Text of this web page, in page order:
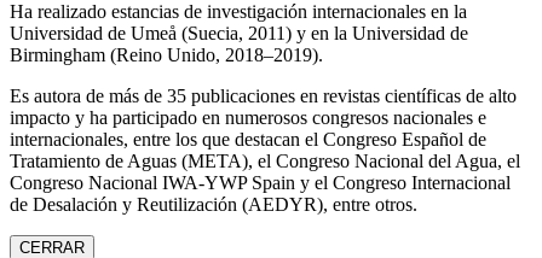
Ha realizado estancias de investigación internacionales en la
Universidad de Umeå (Suecia, 2011) y en la Universidad de
Birmingham (Reino Unido, 2018–2019).
Es autora de más de 35 publicaciones en revistas científicas de alto
impacto y ha participado en numerosos congresos nacionales e
internacionales, entre los que destacan el Congreso Español de
Tratamiento de Aguas (META), el Congreso Nacional del Agua, el
Congreso Nacional IWA‑YWP Spain y el Congreso Internacional
de Desalación y Reutilización (AEDYR), entre otros.
CERRAR